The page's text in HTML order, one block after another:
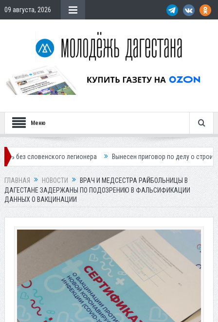
09 августа, 2026
Меню
легионера Вынесен приговор по делу о строительстве
ГЛАВНАЯ НОВОСТИ
ВРАЧ И МЕДСЕСТРА РАЙБОЛЬНИЦЫ В
ДАГЕСТАНЕ ЗАДЕРЖАНЫ ПО ПОДОЗРЕНИЮ В ФАЛЬСИФИКАЦИИ
ДАННЫХ О ВАКЦИНАЦИИ